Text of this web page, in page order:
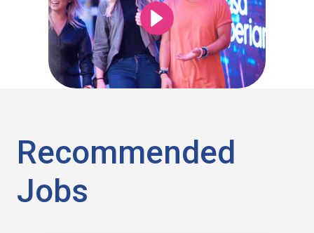
Recommended
Jobs